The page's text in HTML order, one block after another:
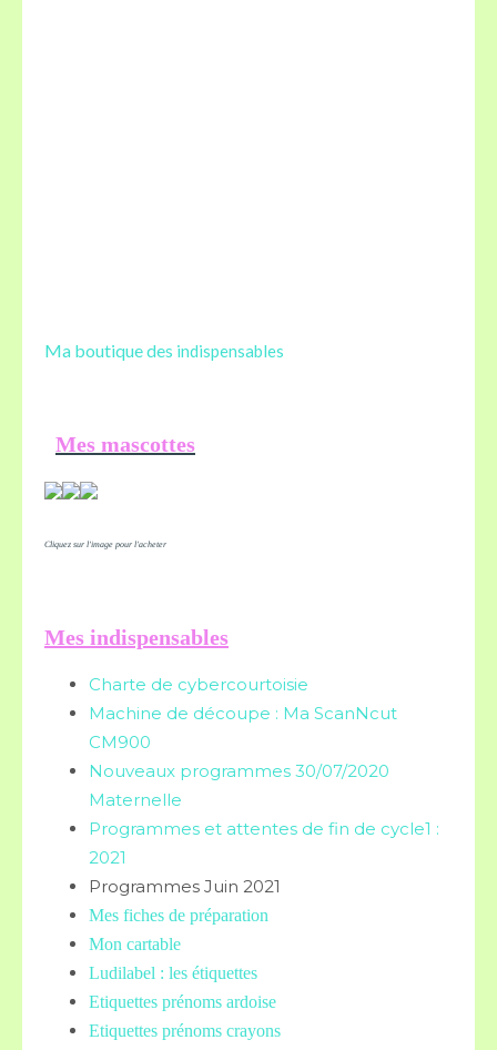
Ma boutique des indispensables
Mes mascottes
Cliquez sur l'image pour l'acheter
Mes indispensables
Charte de cybercourtoisie
Machine de découpe : Ma ScanNcut
CM900
Nouveaux programmes 30/07/2020
Maternelle
Programmes et attentes de fin de cycle1 :
2021
Programmes Juin 2021
Mes fiches de préparation
Mon cartable
Ludilabel : les étiquettes
Etiquettes prénoms ardoise
Etiquettes prénoms crayons